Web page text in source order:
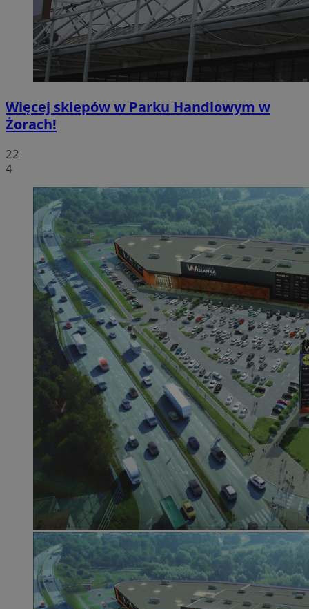
Więcej sklepów w Parku Handlowym w
Żorach!
22
4